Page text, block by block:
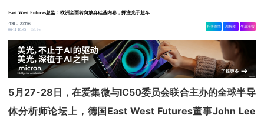
East West Futures总监：欧洲全面转向放弃硅基内卷，押注光子超车
作者：邓文标
06-11 10:45
3.2w
相关舆情 AI解读 生成海报
5月27-28日，在爱集微与IC50委员会联合主办的全球半导
体分析师论坛上，德国East West Futures董事John Lee